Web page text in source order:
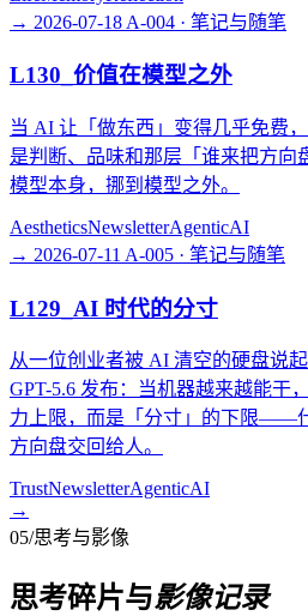
→ 2026-07-18 A-004 · 笔记与随笔
L130_价值在模型之外
当 AI 让「做东西」变得几乎免费
是判断、品味和那层「谁来把方
模型本身，挪到模型之外。
AestheticsNewsletterAgenticAI
→ 2026-07-11 A-005 · 笔记与随笔
L129_AI 时代的分寸
从一位创业者被 AI 清空的硬盘说
GPT-5.6 发布：当机器越来越能干
力上限，而是「分寸」的下限——
方向盘交回给人。
TrustNewsletterAgenticAI
→
05/思考与影像
思考碎片与影像记录